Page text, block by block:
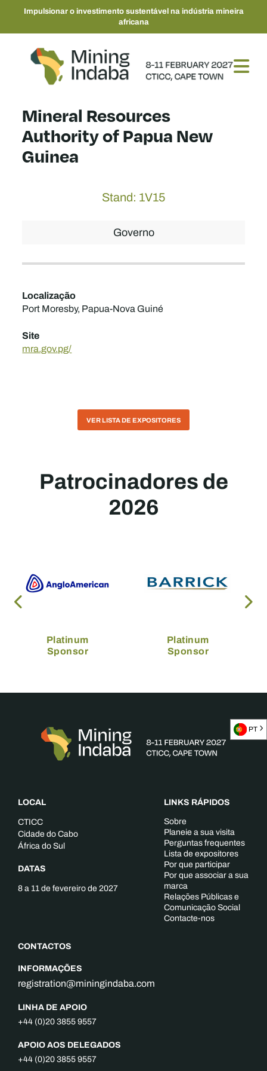
Impulsionar o investimento sustentável na indústria mineira
africana
Mineral Resources
Authority of Papua New
Guinea
Stand: 1V15
Governo
Localização
Port Moresby, Papua-Nova Guiné
Site
mra.gov.pg/
VER LISTA DE EXPOSITORES
Patrocinadores de
2026
Platinum
Sponsor
Platinum
Sponsor
LOCAL
CTICC
Cidade do Cabo
África do Sul
DATAS
8 a 11 de fevereiro de 2027
CONTACTOS
INFORMAÇÕES
registration@miningindaba.com
LINHA DE APOIO
+44 (0)20 3855 9557
APOIO AOS DELEGADOS
+44 (0)20 3855 9557
LINKS RÁPIDOS
Sobre
Planeie a sua visita
Perguntas frequentes
Lista de expositores
Por que participar
Por que associar a sua
marca
Relações Públicas e
Comunicação Social
Contacte-nos
PT